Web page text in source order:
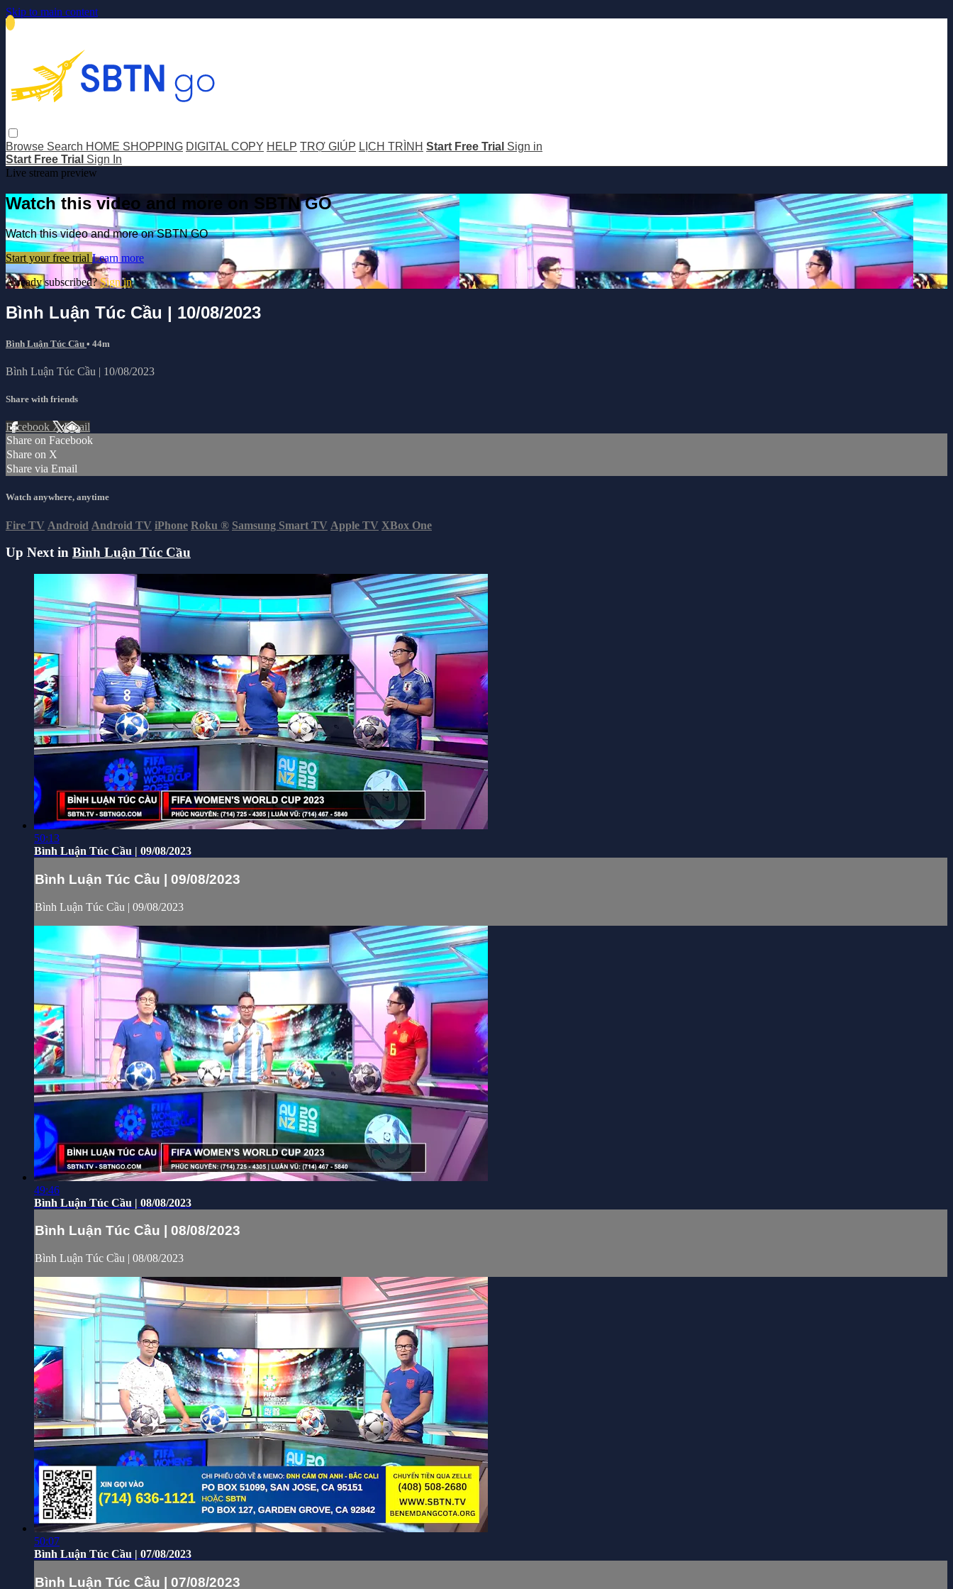
Skip to main content
Browse Search HOME SHOPPING DIGITAL COPY HELP TRỢ GIÚP LỊCH TRÌNH Start Free Trial Sign in
Start Free Trial Sign In
Live stream preview
Watch this video and more on SBTN GO
Watch this video and more on SBTN GO
Start your free trial Learn more
Already subscribed?Sign in
Bình Luận Túc Cầu | 10/08/2023
Bình Luận Túc Cầu • 44m
Bình Luận Túc Cầu | 10/08/2023
Share with friends
Facebook XEmail
Share on Facebook
Share on X
Share via Email
Watch anywhere, anytime
Fire TV Android Android TV iPhone Roku ® Samsung Smart TV Apple TV XBox One
Up Next in Bình Luận Túc Cầu
50:13
Bình Luận Túc Cầu | 09/08/2023
Bình Luận Túc Cầu | 09/08/2023
Bình Luận Túc Cầu | 09/08/2023
49:46
Bình Luận Túc Cầu | 08/08/2023
Bình Luận Túc Cầu | 08/08/2023
Bình Luận Túc Cầu | 08/08/2023
50:07
Bình Luận Túc Cầu | 07/08/2023
Bình Luận Túc Cầu | 07/08/2023